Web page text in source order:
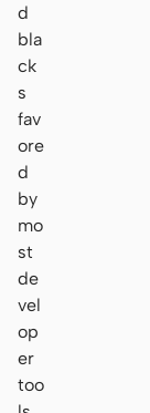
d
bla
ck
s
fav
ore
d
by
mo
st
de
vel
op
er
too